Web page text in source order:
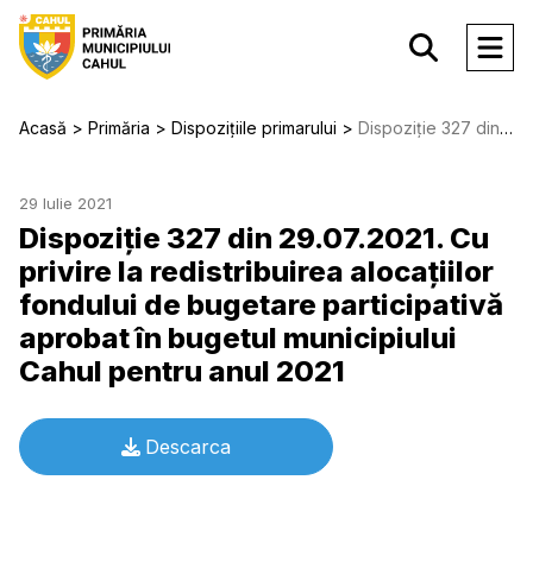
Acasă Primăria Dispozițiile primarului Dispoziție 327 din 29.07.2021. Cu privire la redistribuirea alocaţiilor fondului de bugetare participativă aprobat în bugetul municipiului Cahul pentru anul 2021
29 Iulie 2021
Dispoziție 327 din 29.07.2021. Cu
privire la redistribuirea alocaţiilor
fondului de bugetare participativă
aprobat în bugetul municipiului
Cahul pentru anul 2021
Descarca